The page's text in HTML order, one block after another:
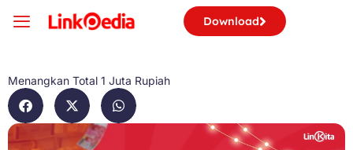
Download
Menangkan Total 1 Juta Rupiah